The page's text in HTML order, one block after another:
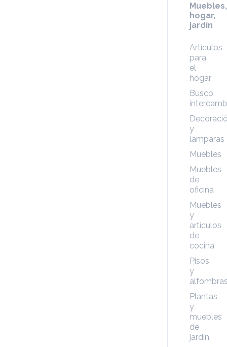
Muebles,
hogar,
jardín
Artículos
para
el
hogar
Busco
y
lámparas
Muebles
Muebles
de
oficina
Muebles
y
artículos
de
cocina
Pisos
y
Plantas
y
muebles
de
jardín